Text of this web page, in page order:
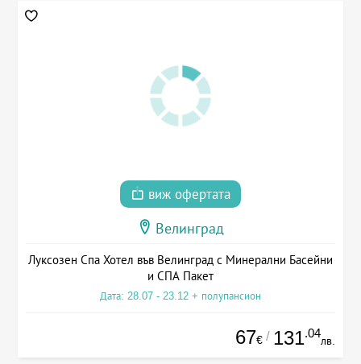
виж офертата
Велинград
Луксозен Спа Хотел във Велинград с Минерални Басейни
и СПА Пакет
Дата: 28.07 - 23.12 + полупансион
67€ / 131.04
лв.